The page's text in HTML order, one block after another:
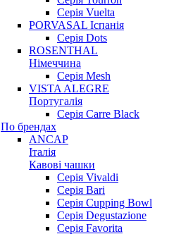
Серія Vuelta
PORVASAL Іспанія
Серія Dots
ROSENTHAL
Німеччина
Серія Mesh
VISTA ALEGRE
Португалія
Серія Carre Black
По брендах
ANCAP
Італія
Кавові чашки
Cерія Vivaldi
Серія Bari
Серія Cupping Bowl
Серія Degustazione
Серія Favorita